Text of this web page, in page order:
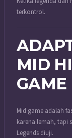
terkontrol.
MID
GAME
Mid game adalah
karena lemah, tapi
Legends diuji.